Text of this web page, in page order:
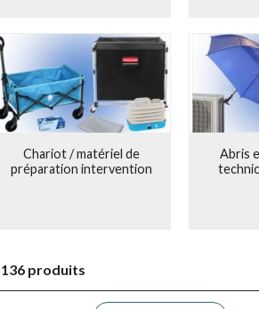
Chariot / matériel de
préparation intervention
Abris
136 produits